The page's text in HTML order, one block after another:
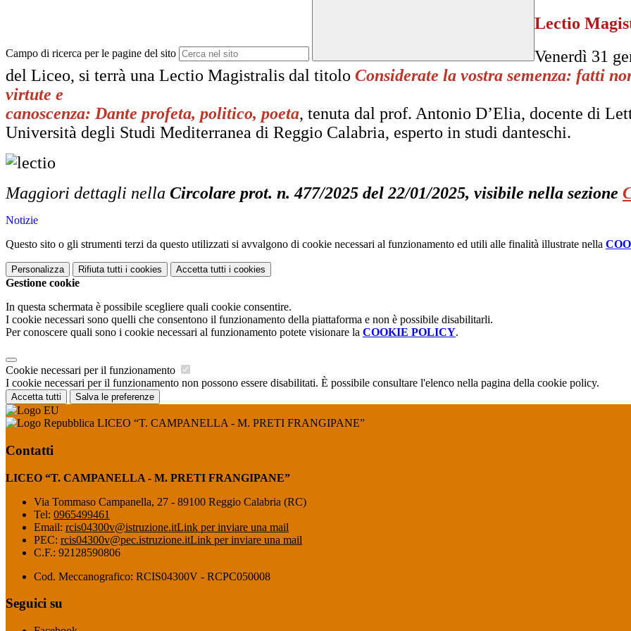
Campo di ricerca per le pagine del sito
Lectio
Venerdì 31
del Liceo, si terrà una Lectio Magistralis dal titolo Considerate la vostra semenza: fatti
virtute e
canoscenza: Dante profeta, politico, poeta, tenuta dal prof. Antonio D’Elia, docente di
Università degli Studi Mediterranea di Reggio Calabria, esperto in studi danteschi.
Maggiori dettagli nella Circolare prot. n. 477/2025 del 22/01/2025, visibile nella sezione
Notizie
Questo sito o gli strumenti terzi da questo utilizzati si avvalgono di cookie necessari al funzionamento ed utili alle finalità illustrate nella
Personalizza Rifiuta tutti i cookies Accetta tutti i cookies
Gestione cookie
In questa schermata è possibile scegliere quali cookie consentire.
I cookie necessari sono quelli che consentono il funzionamento della piattaforma e non è possibile disabilitarli.
Per conoscere quali sono i cookie necessari al funzionamento potete visionare la COOKIE POLICY.
Cookie necessari per il funzionamento
I cookie necessari per il funzionamento non possono essere disabilitati. È possibile consultare l'elenco nella pagina della cookie policy.
Accetta tutti Salva le preferenze
LICEO “T. CAMPANELLA - M. PRETI FRANGIPANE”
Contatti
LICEO “T. CAMPANELLA - M. PRETI FRANGIPANE”
Via Tommaso Campanella, 27 - 89100 Reggio Calabria (RC)
Tel: 0965499461
Email: rcis04300v@istruzione.itLink per inviare una mail
PEC: rcis04300v@pec.istruzione.itLink per inviare una mail
C.F.: 92128590806
Cod. Meccanografico: RCIS04300V - RCPC050008
Seguici su